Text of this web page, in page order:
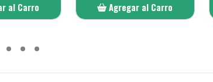
al Carro
Agregar al Carro